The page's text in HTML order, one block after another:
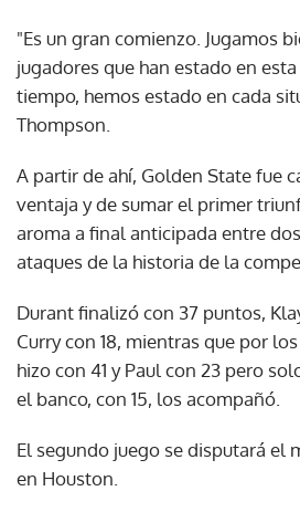
"Es un gran comienzo. Jugamos
jugadores que han estado en
tiempo, hemos estado en cada
Thompson.
A partir de ahí, Golden State fue
ventaja y de sumar el primer
aroma a final anticipada entre
ataques de la historia de la
Durant finalizó con 37 puntos,
Curry con 18, mientras que por
hizo con 41 y Paul con 23 pero
el banco, con 15, los acompañó.
El segundo juego se disputará el
en Houston.